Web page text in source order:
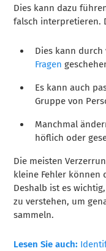
Dies kann dazu
falsch interpretieren.
Dies kann
Fragen
Es kann auch
Gruppe von
Manchmal
höflich oder
Die meisten
kleine Fehler können
Deshalb ist es
zu verstehen, um
sammeln.
Lesen Sie auch: